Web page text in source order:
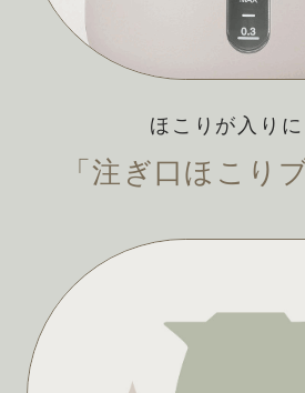
ほこりが入り
「注ぎ口ほこり